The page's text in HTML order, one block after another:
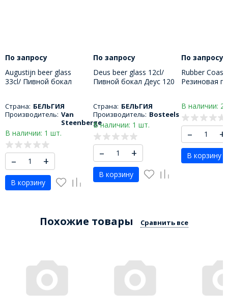
По запросу
Augustijn beer glass
33cl/ Пивной бокал
Страна: БЕЛЬГИЯ
Производитель: Van
Steenberge
В наличии: 1 шт.
– +
В корзину
По запросу
Deus beer glass 12cl/
Пивной бокал Деус 120
Страна: БЕЛЬГИЯ
Производитель: Bosteels
В наличии: 1 шт.
– +
В корзину
По запросу
Rubber
Резиновая
В наличии: 2
– +
В корзину
Похожие товары Сравнить все